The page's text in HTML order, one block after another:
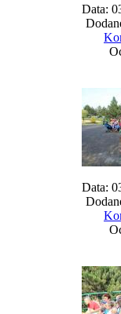
Data:
Data: